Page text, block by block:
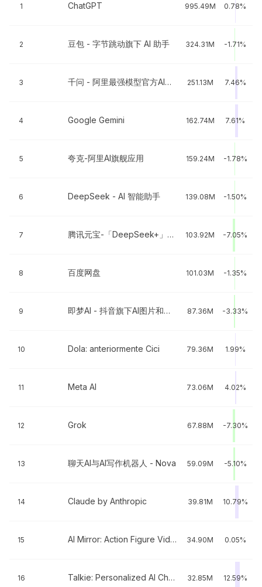
1 ChatGPT 995.49M 0.78%
2 豆包 - 字节跳动旗下 AI 助手 324.31M -1.71%
3 千问 - 阿里最强模型官方AI助手 251.13M 7.46%
4 Google Gemini 162.74M 7.61%
5 夸克-阿里AI旗舰应用 159.24M -1.78%
6 DeepSeek - AI 智能助手 139.08M -1.50%
7 腾讯元宝-「DeepSeek+」智能新体验 103.92M -7.05%
8 百度网盘 101.03M -1.35%
9 即梦AI - 抖音旗下AI图片和视频工具 87.36M -3.33%
10 Dola: anteriormente Cici 79.36M 1.99%
11 Meta AI 73.06M 4.02%
12 Grok 67.88M -7.30%
13 聊天AI与AI写作机器人 - Nova 59.09M -5.10%
14 Claude by Anthropic 39.81M 10.79%
15 AI Mirror: Action Figure Video 34.90M 0.05%
16 Talkie: Personalized AI Chats 32.85M 12.59%